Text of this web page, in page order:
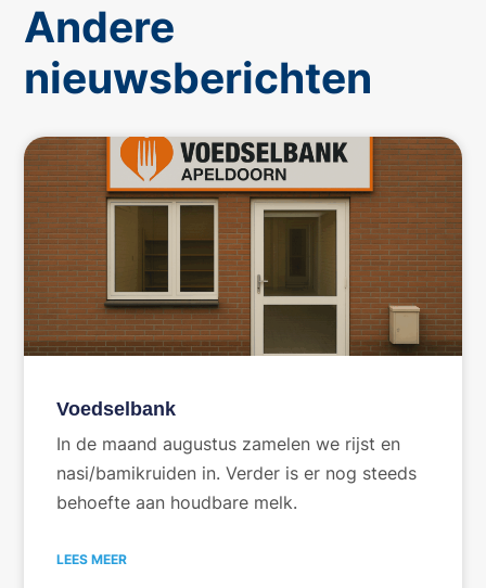
Andere
nieuwsberichten
Voedselbank
In de maand augustus zamelen we rijst en
nasi/bamikruiden in. Verder is er nog steeds
behoefte aan houdbare melk.
LEES MEER